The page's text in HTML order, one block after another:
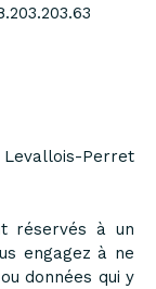
Perret
réservés à un
engagez à ne
données qui y